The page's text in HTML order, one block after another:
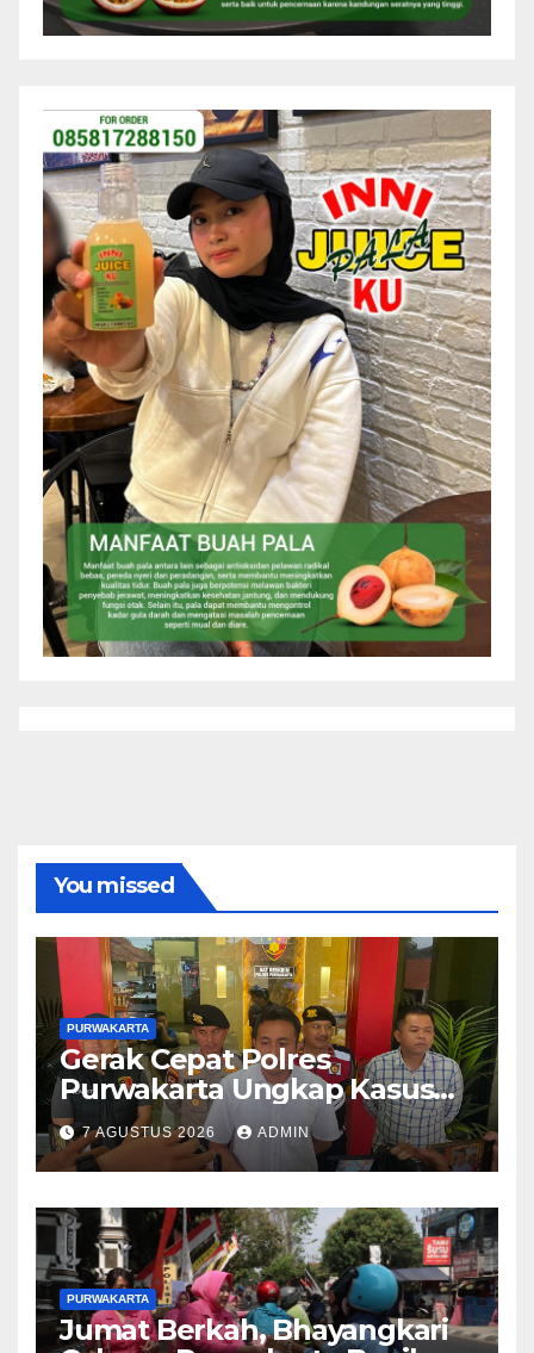
You missed
PURWAKARTA
Gerak Cepat Polres
Purwakarta Ungkap Kasus
Dugaan Pembunuhan di
Cikopo, Terduga Pelaku
Diamankan Sesaat Setelah
Kejadian
7 AGUSTUS 2026 ADMIN
PURWAKARTA
Jumat Berkah, Bhayangkari